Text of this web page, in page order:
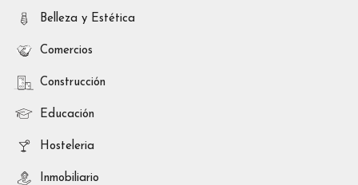
Belleza y Estética
Comercios
Construcción
Educación
Hosteleria
Inmobiliario